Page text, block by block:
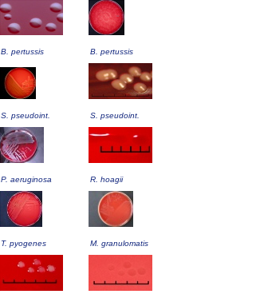
B. pertussis B. pertussis
S. pseudoint. S. pseudoint.
P. aeruginosa R. hoagii
T. pyogenes M. granulomatis